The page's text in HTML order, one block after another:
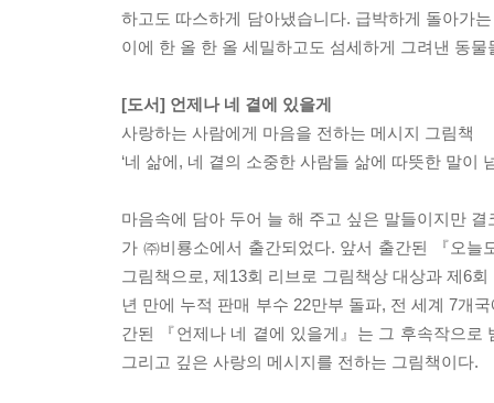
하고도 따스하게 담아냈습니다. 급박하게 돌아가
이에 한 올 한 올 세밀하고도 섬세하게 그려낸 동
[도서] 언제나 네 곁에 있을게
사랑하는 사람에게 마음을 전하는 메시지 그림책
‘네 삶에, 네 곁의 소중한 사람들 삶에 따뜻한 말이
마음속에 담아 두어 늘 해 주고 싶은 말들이지만
가 ㈜비룡소에서 출간되었다. 앞서 출간된 『오
그림책으로, 제13회 리브로 그림책상 대상과 제6
년 만에 누적 판매 부수 22만부 돌파, 전 세계 7개
간된 『언제나 네 곁에 있을게』는 그 후속작으
그리고 깊은 사랑의 메시지를 전하는 그림책이다.